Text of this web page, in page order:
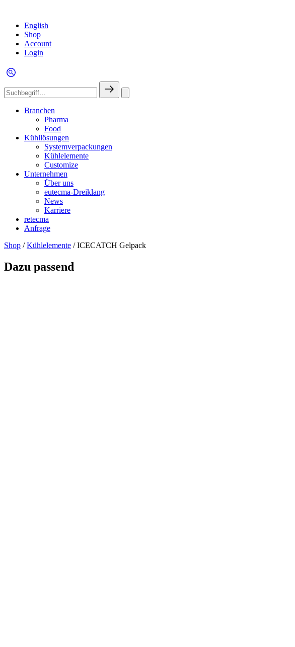
English
Shop
Account
Login
Branchen
Pharma
Food
Kühllösungen
Systemverpackungen
Kühlelemente
Customize
Unternehmen
Über uns
eutecma-Dreiklang
News
Karriere
retecma
Anfrage
Shop /Kühlelemente / ICECATCH Gelpack
Dazu passend